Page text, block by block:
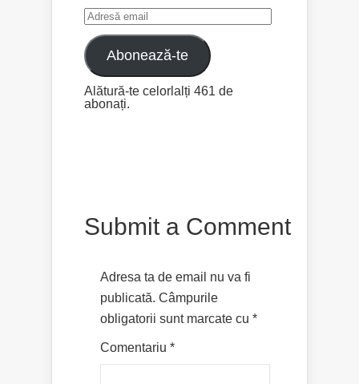
Adresă
email
Abonează-te
Alătură-te celorlalți 461 de
abonați.
Submit a Comment
Adresa ta de email nu va fi
publicată. Câmpurile
obligatorii sunt marcate cu *
Comentariu *